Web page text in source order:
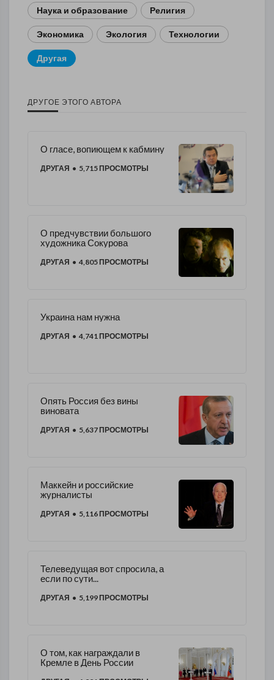
Наука и образование Религия
Экономика Экология Технологии
Другая
ДРУГОЕ ЭТОГО АВТОРА
О гласе, вопиющем к кабмину
ДРУГАЯ • 5,715 ПРОСМОТРЫ
О предчувствии большого
художника Сокурова
ДРУГАЯ • 4,805 ПРОСМОТРЫ
Украина нам нужна
ДРУГАЯ • 4,741 ПРОСМОТРЫ
Опять Россия без вины
виновата
ДРУГАЯ • 5,637 ПРОСМОТРЫ
Маккейн и российские
журналисты
ДРУГАЯ • 5,116 ПРОСМОТРЫ
Телеведущая вот спросила, а
если по сути...
ДРУГАЯ • 5,199 ПРОСМОТРЫ
О том, как награждали в
Кремле в День России